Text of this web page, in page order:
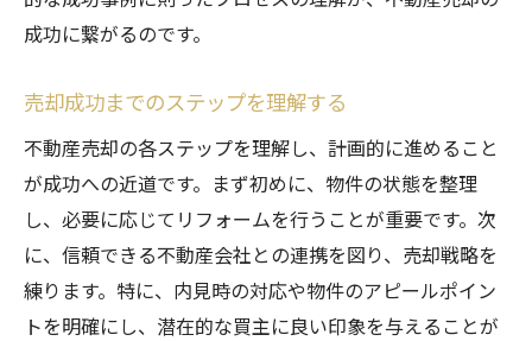
成功に繋がるのです。
売却成功までのステップを理解する
不動産売却の各ステップを理解し、計画的に進めること
が成功への近道です。まず初めに、物件の状態を整理
し、必要に応じてリフォームを行うことが重要です。次
に、信頼できる不動産会社との連携を図り、売却戦略を
練ります。特に、内見時の対応や物件のアピールポイン
トを明確にし、潜在的な買主に良い印象を与えることが